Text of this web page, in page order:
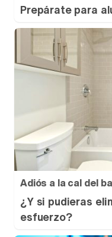
Prepárate para
Adiós a la cal del
¿Y si pudieras
esfuerzo?